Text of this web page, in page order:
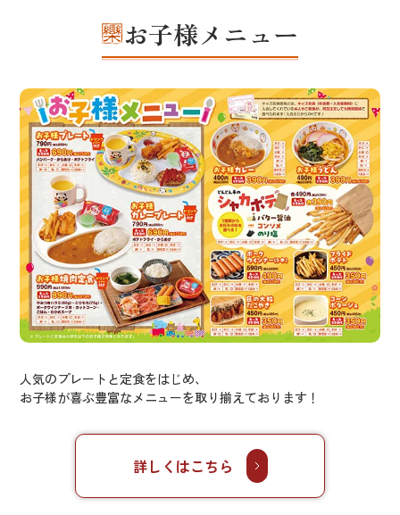
お子様メニュー
人気のプレートと定食をはじめ、
お子様が喜ぶ豊富なメニューを取り揃えております！
詳しくはこちら